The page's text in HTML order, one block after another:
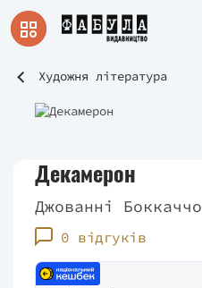
Художня література
Декамерон
Джованні Боккаччо
0 відгуків